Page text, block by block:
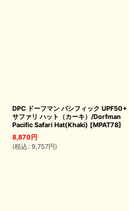
DPC ドーフマン パシフィック UPF50+
サファリ ハット（カーキ）/Dorfman
Pacific Safari Hat(Khaki) [MPAT78]
8,870円
(税込 : 9,757円)